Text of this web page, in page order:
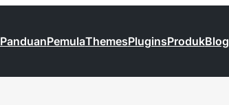
PanduanPemulaThemesPluginsProdukBlog